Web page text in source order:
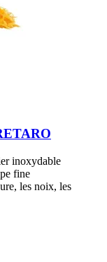
inoxydable
fine
les noix, les